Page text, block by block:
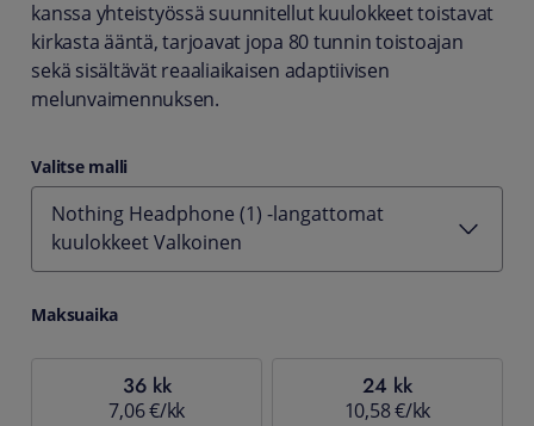
kanssa yhteistyössä suunnitellut kuulokkeet toistavat
kirkasta ääntä, tarjoavat jopa 80 tunnin toistoajan
sekä sisältävät reaaliaikaisen adaptiivisen
melunvaimennuksen.
Valitse malli
Nothing Headphone (1) -langattomat
kuulokkeet Valkoinen
Maksuaika
36 kk
7,06 €/kk
24 kk
10,58 €/kk